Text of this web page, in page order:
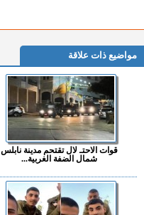
مواضيع ذات علاقة
قوات الاحتـ لال تقتحم مدينة نابلس
شمال الضفة الغربية...